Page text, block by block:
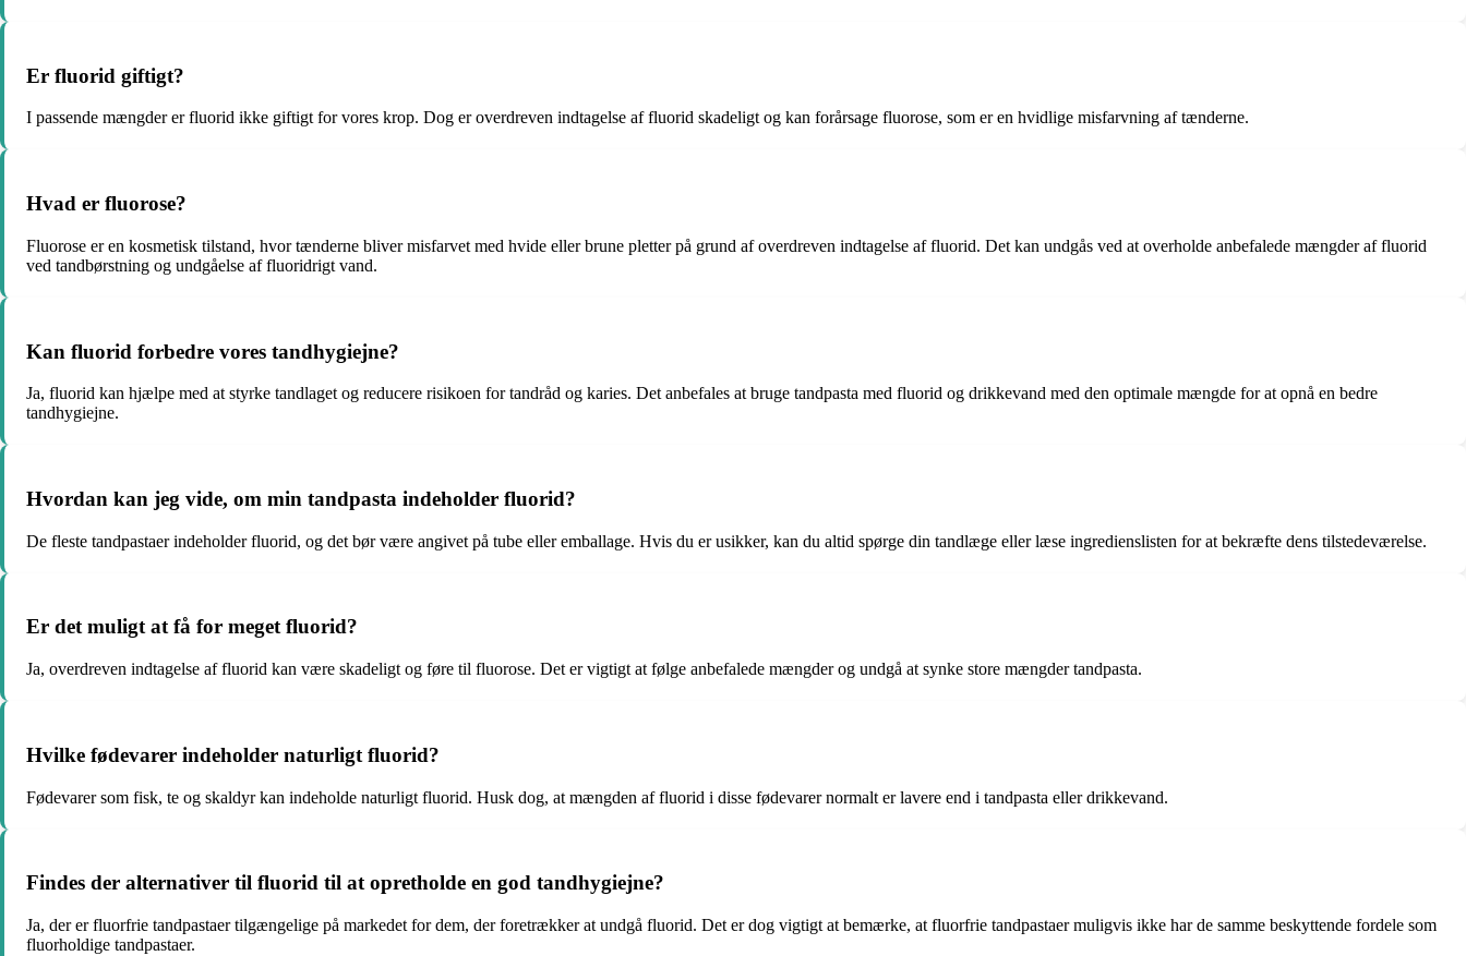
Er fluorid giftigt?
I passende mængder er fluorid ikke giftigt for vores krop. Dog er overdreven indtagelse af fluorid skadeligt og kan forårsage fluorose, som er en hvidlige misfarvning af tænderne.
Hvad er fluorose?
Fluorose er en kosmetisk tilstand, hvor tænderne bliver misfarvet med hvide eller brune pletter på grund af overdreven indtagelse af fluorid. Det kan undgås ved at overholde anbefalede mængder af fluorid
ved tandbørstning og undgåelse af fluoridrigt vand.
Kan fluorid forbedre vores tandhygiejne?
Ja, fluorid kan hjælpe med at styrke tandlaget og reducere risikoen for tandråd og karies. Det anbefales at bruge tandpasta med fluorid og drikkevand med den optimale mængde for at opnå en bedre
tandhygiejne.
Hvordan kan jeg vide, om min tandpasta indeholder fluorid?
De fleste tandpastaer indeholder fluorid, og det bør være angivet på tube eller emballage. Hvis du er usikker, kan du altid spørge din tandlæge eller læse ingredienslisten for at bekræfte dens tilstedeværelse.
Er det muligt at få for meget fluorid?
Ja, overdreven indtagelse af fluorid kan være skadeligt og føre til fluorose. Det er vigtigt at følge anbefalede mængder og undgå at synke store mængder tandpasta.
Hvilke fødevarer indeholder naturligt fluorid?
Fødevarer som fisk, te og skaldyr kan indeholde naturligt fluorid. Husk dog, at mængden af ​​fluorid i disse fødevarer normalt er lavere end i tandpasta eller drikkevand.
Findes der alternativer til fluorid til at opretholde en god tandhygiejne?
Ja, der er fluorfrie tandpastaer tilgængelige på markedet for dem, der foretrækker at undgå fluorid. Det er dog vigtigt at bemærke, at fluorfrie tandpastaer muligvis ikke har de samme beskyttende fordele som
fluorholdige tandpastaer.